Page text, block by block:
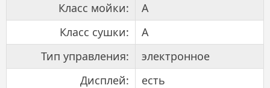
Класс мойки:
A
Класс сушки:
A
Тип управления:
электронное
Дисплей:
есть